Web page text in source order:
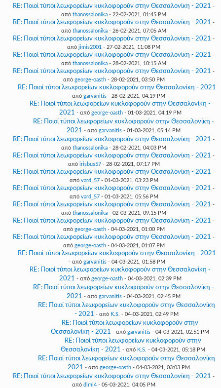
RE: Ποιοί τύποι λεωφορείων κυκλοφορούν στην Θεσσαλονίκη - 2021 -
από thanossalonika - 22-02-2021, 01:45 PM
RE: Ποιοί τύποι λεωφορείων κυκλοφορούν στην Θεσσαλονίκη - 2021 -
από thanossalonika - 26-02-2021, 07:05 AM
RE: Ποιοί τύποι λεωφορείων κυκλοφορούν στην Θεσσαλονίκη - 2021 -
από jimis2001 - 27-02-2021, 11:08 PM
RE: Ποιοί τύποι λεωφορείων κυκλοφορούν στην Θεσσαλονίκη - 2021 -
από thanossalonika - 28-02-2021, 10:15 AM
RE: Ποιοί τύποι λεωφορείων κυκλοφορούν στην Θεσσαλονίκη - 2021 -
από george-oasth- 28-02-2021, 03:50 PM
RE: Ποιοί τύποι λεωφορείων κυκλοφορούν στην Θεσσαλονίκη - 2021
- από garvanitis - 28-02-2021, 04:19 PM
RE: Ποιοί τύποι λεωφορείων κυκλοφορούν στην Θεσσαλονίκη -
2021 - από george-oasth- 01-03-2021, 04:19 PM
RE: Ποιοί τύποι λεωφορείων κυκλοφορούν στην Θεσσαλονίκη -
2021 - από garvanitis- 01-03-2021, 05:14 PM
RE: Ποιοί τύποι λεωφορείων κυκλοφορούν στην Θεσσαλονίκη - 2021 -
από thanossalonika - 28-02-2021, 04:03 PM
RE: Ποιοί τύποι λεωφορείων κυκλοφορούν στην Θεσσαλονίκη - 2021 -
από irisbus57- 28-02-2021, 07:17 PM
RE: Ποιοί τύποι λεωφορείων κυκλοφορούν στην Θεσσαλονίκη - 2021 -
από vard_57- 01-03-2021, 03:23 PM
RE: Ποιοί τύποι λεωφορείων κυκλοφορούν στην Θεσσαλονίκη - 2021 -
από vard_57- 01-03-2021, 05:56 PM
RE: Ποιοί τύποι λεωφορείων κυκλοφορούν στην Θεσσαλονίκη - 2021 -
από thanossalonika - 02-03-2021, 09:15 PM
RE: Ποιοί τύποι λεωφορείων κυκλοφορούν στην Θεσσαλονίκη - 2021 -
από george-oasth- 04-03-2021, 01:00 PM
RE: Ποιοί τύποι λεωφορείων κυκλοφορούν στην Θεσσαλονίκη - 2021 -
από george-oasth- 04-03-2021, 01:07 PM
RE: Ποιοί τύποι λεωφορείων κυκλοφορούν στην Θεσσαλονίκη - 2021
- από garvanitis - 04-03-2021, 01:58 PM
RE: Ποιοί τύποι λεωφορείων κυκλοφορούν στην Θεσσαλονίκη -
2021 - από george-oasth- 04-03-2021, 02:39 PM
RE: Ποιοί τύποι λεωφορείων κυκλοφορούν στην Θεσσαλονίκη -
2021 - από garvanitis- 04-03-2021, 02:45 PM
RE: Ποιοί τύποι λεωφορείων κυκλοφορούν στην Θεσσαλονίκη
- 2021 - από K.S. - 04-03-2021, 02:49 PM
RE: Ποιοί τύποι λεωφορείων κυκλοφορούν στην
Θεσσαλονίκη - 2021 - από garvanitis- 04-03-2021, 02:51 PM
RE: Ποιοί τύποι λεωφορείων κυκλοφορούν στην
Θεσσαλονίκη - 2021 - από K.S. - 04-03-2021, 05:18 PM
RE: Ποιοί τύποι λεωφορείων κυκλοφορούν στην Θεσσαλονίκη
- 2021 - από george-oasth- 04-03-2021, 03:03 PM
RE: Ποιοί τύποι λεωφορείων κυκλοφορούν στην Θεσσαλονίκη - 2021 -
από dimi4 - 05-03-2021, 04:05 PM